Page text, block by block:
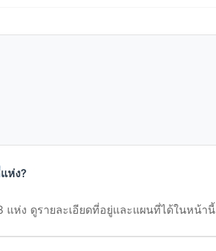
ห่ง?
แห่ง ดูรายละเอียดที่อยู่และแผนที่ได้ในหน้านี้